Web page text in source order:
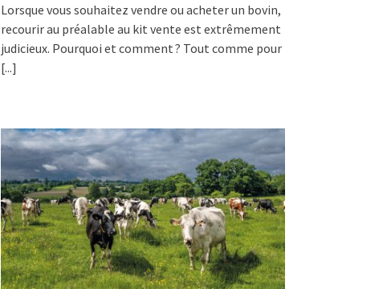
Lorsque vous souhaitez vendre ou acheter un bovin,
recourir au préalable au kit vente est extrêmement
judicieux. Pourquoi et comment ? Tout comme pour
[...]